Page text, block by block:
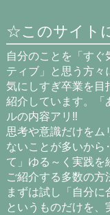
☆このサイト
自分のことを「す
ティブ」と思う方々
気にしすぎ卒業を目
紹介しています。「
ルの内容アリ‼
思考や意識だけをム
ないことが多いか
て」ゆる～く実践を
ご紹介する多数の方
まずは試し「自分に
というものだけを、